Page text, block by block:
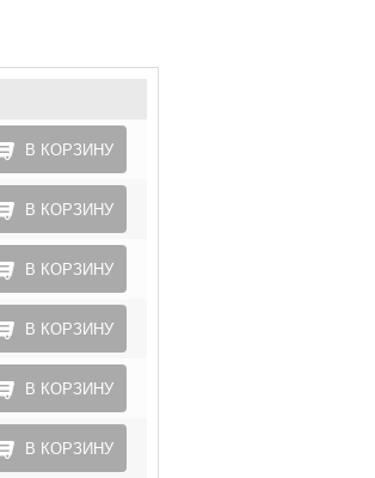
В КОРЗИНУ
В КОРЗИНУ
В КОРЗИНУ
В КОРЗИНУ
В КОРЗИНУ
В КОРЗИНУ